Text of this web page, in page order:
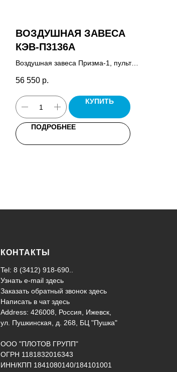
ВОЗДУШНАЯ ЗАВЕСА
КЭВ-П3136A
Воздушная завеса Призма-1, пульт
56 550 р.
КУПИТЬ
ПОДРОБНЕЕ
КОНТАКТЫ
Tel: 8 (3412) 918-690..
Узнать e-mail здесь
Заказать обратный звонок здесь
Написать в чатздесь
Address: 426008, Россия, Ижевск,
ул. Пушкинская, д. 268, БЦ "Пушка"
ООО "ПЛОТОВ ГРУПП"
ОГРН 1181832016343
ИНН/КПП 1841080140/184101001